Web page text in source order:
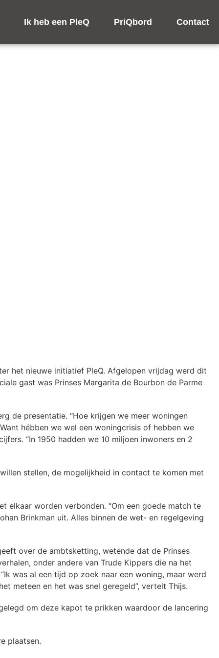
triggered too early. This is usually an indicator for some
Ik heb een PleQ PriQbord Contact
het nieuwe initiatief PleQ. Afgelopen vrijdag werd dit
gast was Prinses Margarita de Bourbon de Parme
de presentatie. “Hoe krijgen we meer woningen
hébben we wel een woningcrisis of hebben we
“In 1950 hadden we 10 miljoen inwoners en 2
stellen, de mogelijkheid in contact te komen met
elkaar worden verbonden. “Om een goede match te
Brinkman uit. Alles binnen de wet- en regelgeving
over de ambtsketting, wetende dat de Prinses
onder andere van Trude Kippers die na het
was al een tijd op zoek naar een woning, maar werd
meteen en het was snel geregeld”, vertelt Thijs.
om deze kapot te prikken waardoor de lancering
plaatsen.